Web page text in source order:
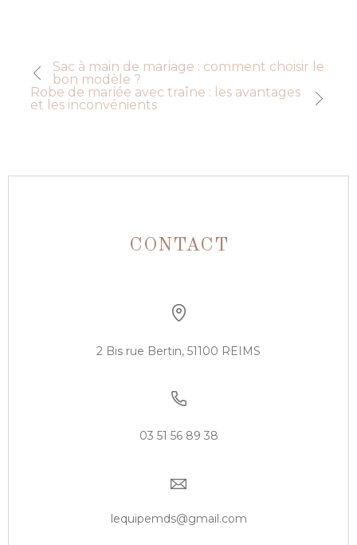
Sac à main de mariage : comment choisir le
bon modèle ?
Robe de mariée avec traîne : les avantages
et les inconvénients
CONTACT
2 Bis rue Bertin, 51100 REIMS
03 51 56 89 38
lequipemds@gmail.com